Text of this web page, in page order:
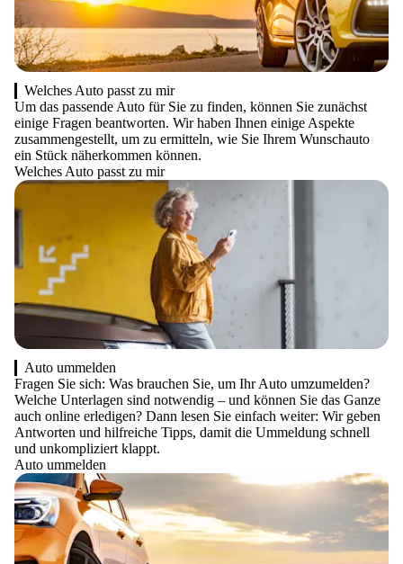
Welches Auto passt zu mir
Um das passende Auto für Sie zu finden, können Sie zunächst
einige Fragen beantworten. Wir haben Ihnen einige Aspekte
zusammengestellt, um zu ermitteln, wie Sie Ihrem Wunschauto
ein Stück näherkommen können.
Welches Auto passt zu mir
Auto ummelden
Fragen Sie sich: Was brauchen Sie, um Ihr Auto umzumelden?
Welche Unterlagen sind notwendig – und können Sie das Ganze
auch online erledigen? Dann lesen Sie einfach weiter: Wir geben
Antworten und hilfreiche Tipps, damit die Ummeldung schnell
und unkompliziert klappt.
Auto ummelden